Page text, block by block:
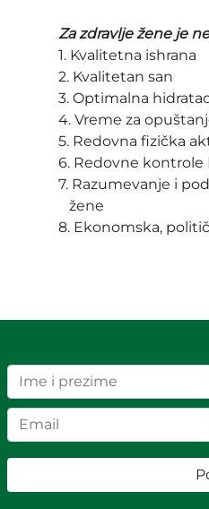
Za zdravlje žene je
1. Kvalitetna ishrana
2. Kvalitetan san
3. Optimalna
4. Vreme za
5. Redovna fizička
6. Redovne
7. Razumevanje i
žene
8. Ekonomska,